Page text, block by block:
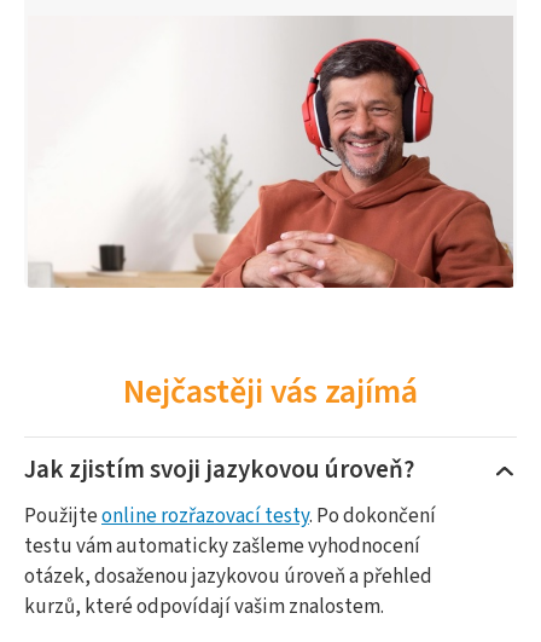
Nejčastěji vás zajímá
Jak zjistím svoji jazykovou úroveň?
Použijteonline rozřazovací testy. Po dokončení
testu vám automaticky zašleme vyhodnocení
otázek, dosaženou jazykovou úroveň a přehled
kurzů, které odpovídají vašim znalostem.